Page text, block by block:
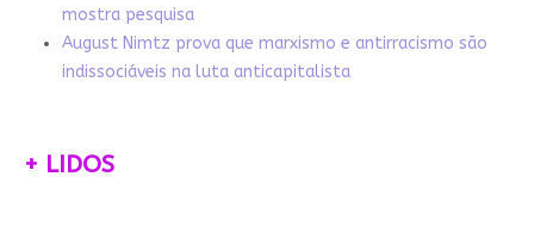
mostra pesquisa
August Nimtz prova que marxismo e antirracismo são
indissociáveis na luta anticapitalista
+ LIDOS